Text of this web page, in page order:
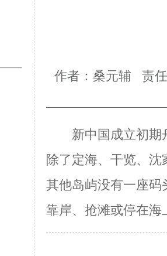
作者：桑元辅 责
新中国成立初期舟
除了定海、干览、
其他岛屿没有一座码
靠岸、抢滩或停在